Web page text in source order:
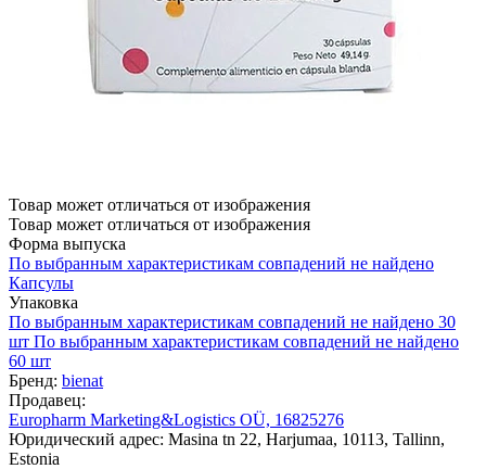
Товар может отличаться от изображения
Товар может отличаться от изображения
Форма выпуска
По выбранным характеристикам совпадений не найдено
Капсулы
Упаковка
По выбранным характеристикам совпадений не найдено 30
шт По выбранным характеристикам совпадений не найдено
60 шт
Бренд: bienat
Продавец:
Europharm Marketing&Logistics OÜ, 16825276
Юридический адрес: Masina tn 22, Harjumaa, 10113, Tallinn,
Estonia